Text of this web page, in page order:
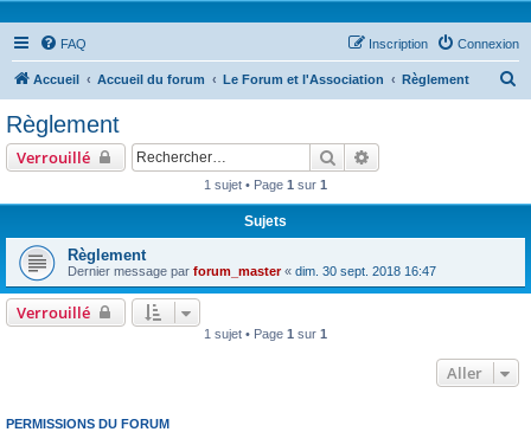
FAQ Connexion
Inscription
Accueil Accueil du forum Le Forum et l'Association Règlement
Règlement
Verrouillé Rechercher
1 sujet • Page 1 sur 1
Sujets
Règlement
Dernier message par forum_master« dim. 30 sept. 2018 16:47
Verrouillé
1 sujet • Page 1 sur 1
Aller
PERMISSIONS DU FORUM